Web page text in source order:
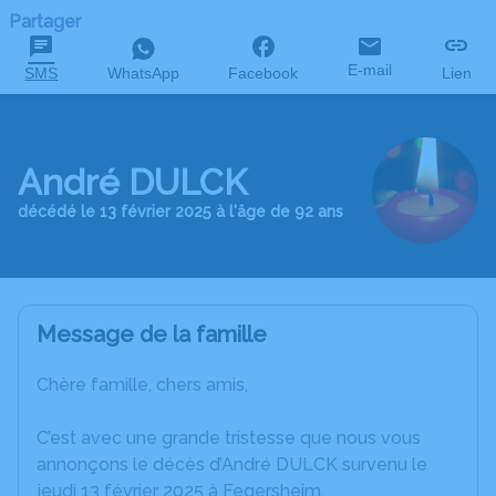
Partager
SMS WhatsApp Facebook E-mail Lien
André DULCK
décédé le 13 février 2025 à l'âge de 92 ans
Message de la famille
Chère famille, chers amis,
C’est avec une grande tristesse que nous vous
annonçons le décès d’André DULCK survenu le
jeudi 13 février 2025 à Fegersheim.